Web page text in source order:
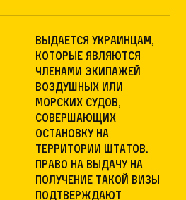
выдается украинцам,
которые являются
членами экипажей
воздушных или
морских судов,
совершающих
остановку на
территории Штатов.
Право на выдачу на
получение такой визы
подтверждают